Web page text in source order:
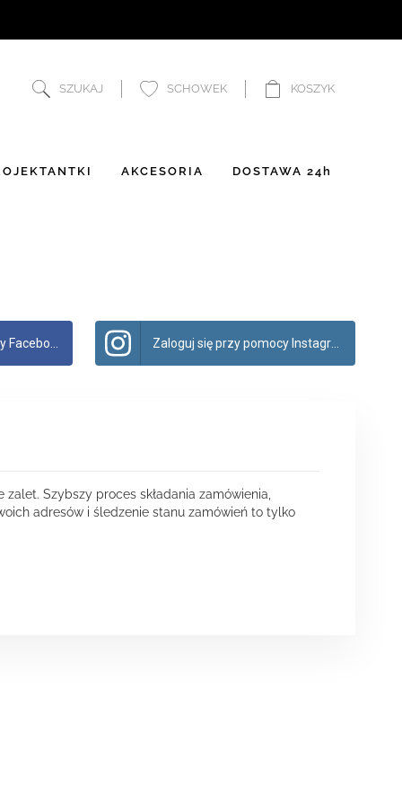
SZUKAJ SCHOWEK KOSZYK
AKCESORIA DOSTAWA 24h
Zaloguj się przy pomocy Instagram
zalet. Szybszy proces składania zamówienia,
adresów i śledzenie stanu zamówień to tylko